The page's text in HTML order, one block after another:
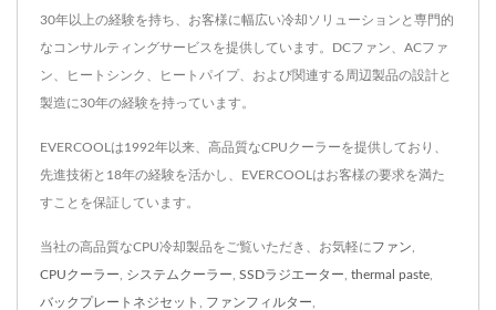
30年以上の経験を持ち、お客様に幅広い冷却ソリューションと専門的
なコンサルティングサービスを提供しています。DCファン、ACファ
ン、ヒートシンク、ヒートパイプ、および関連する周辺製品の設計と
製造に30年の経験を持っています。
EVERCOOLは1992年以来、高品質なCPUクーラーを提供しており、
先進技術と18年の経験を活かし、EVERCOOLはお客様の要求を満た
すことを保証しています。
当社の高品質なCPU冷却製品をご覧いただき、お気軽にファン
CPUクーラー システムクーラー SSDラジエーター thermal paste
バックプレートネジセット ファンフィルター